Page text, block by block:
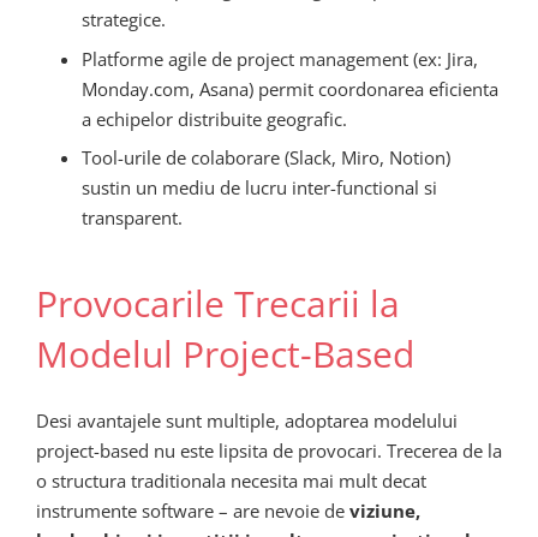
strategice.
Platforme agile de project management (ex: Jira,
Monday.com, Asana) permit coordonarea eficienta
a echipelor distribuite geografic.
Tool-urile de colaborare (Slack, Miro, Notion)
sustin un mediu de lucru inter-functional si
transparent.
Provocarile Trecarii la
Modelul Project-Based
Desi avantajele sunt multiple, adoptarea modelului
project-based nu este lipsita de provocari. Trecerea de la
o structura traditionala necesita mai mult decat
instrumente software – are nevoie de viziune,